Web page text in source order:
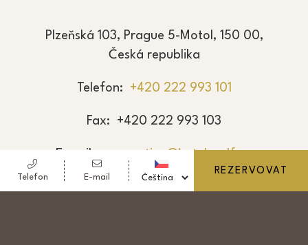
Telefon E-mail
REZERVOVAT
Plzeňská 103, Prague 5-Motol, 150 00,
Česká republika
Telefon +420 222 993 101
Fax +420 222 993 103
E-mail reservation@hotel-golf.cz